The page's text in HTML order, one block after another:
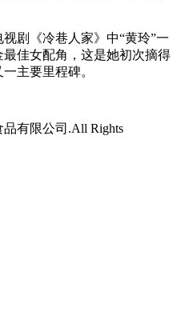
剧《冷巷人家》中“黄玲”一
佳女配角，这是她初次摘得
主要里程碑。
有限公司.All Rights